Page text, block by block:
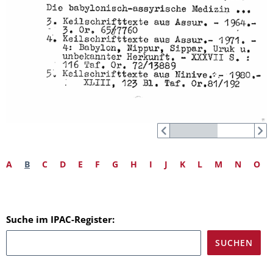
A B C D E F G H I J K L M N O
Suche im IPAC-Register: